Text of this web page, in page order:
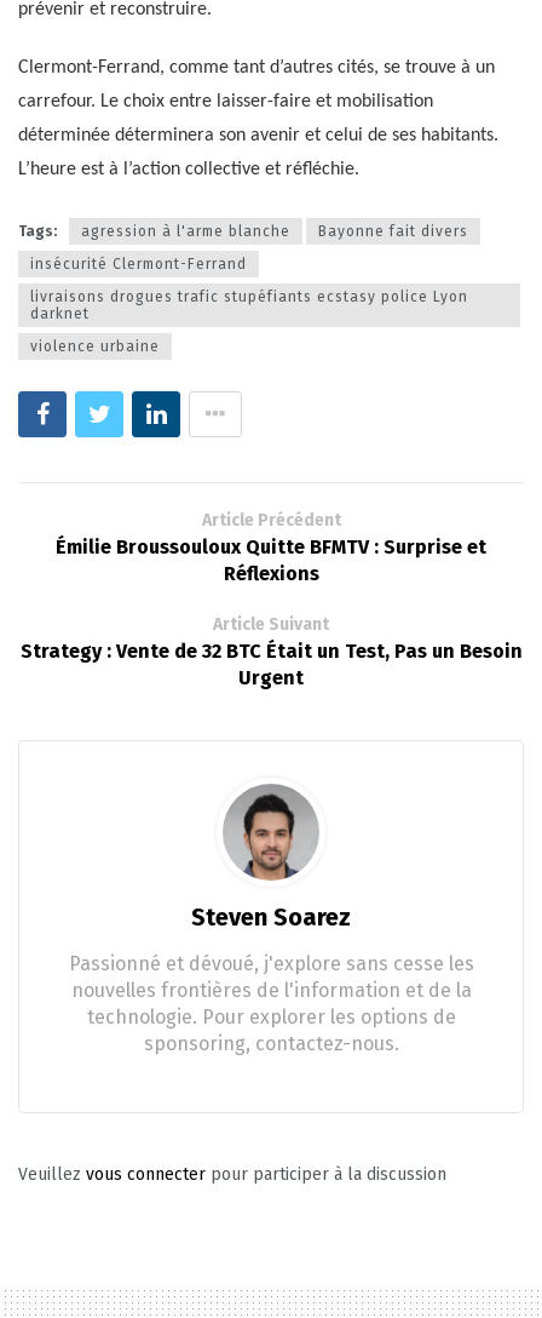
prévenir et reconstruire.
Clermont-Ferrand, comme tant d’autres cités, se trouve à un
carrefour. Le choix entre laisser-faire et mobilisation
déterminée déterminera son avenir et celui de ses habitants.
L’heure est à l’action collective et réfléchie.
Tags: agression à l'arme blanche
Bayonne fait divers
insécurité Clermont-Ferrand
livraisons drogues trafic stupéfiants ecstasy police Lyon
darknet
violence urbaine
Article Précédent
Émilie Broussouloux Quitte BFMTV : Surprise et
Réflexions
Article Suivant
Strategy : Vente de 32 BTC Était un Test, Pas un Besoin
Urgent
Steven Soarez
Passionné et dévoué, j'explore sans cesse les
nouvelles frontières de l'information et de la
technologie. Pour explorer les options de
sponsoring, contactez-nous.
Veuillez vous connecter pour participer à la discussion